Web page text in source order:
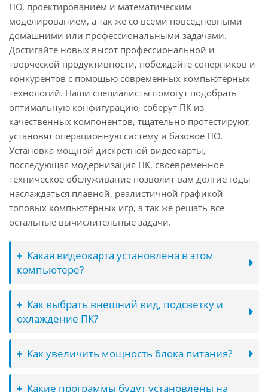
ПО, проектированием и математическим
моделированием, а так же со всеми повседневными
домашними или профессиональными задачами.
Достигайте новых высот профессиональной и
творческой продуктивности, побеждайте соперников и
конкурентов с помощью современных компьютерных
технологий. Наши специалисты помогут подобрать
оптимальную конфигурацию, соберут ПК из
качественных компонентов, тщательно протестируют,
установят операционную систему и базовое ПО.
Установка мощной дискретной видеокарты,
последующая модернизация ПК, своевременное
техническое обслуживание позволит вам долгие годы
наслаждаться плавной, реалистичной графикой
топовых компьютерных игр, а так же решать все
остальные вычислительные задачи.
Какая видеокарта установлена в этом
компьютере?
Как выбрать внешний вид, подсветку и
охлаждение ПК?
Как увеличить мощность блока питания?
Какие программы будут установлены на